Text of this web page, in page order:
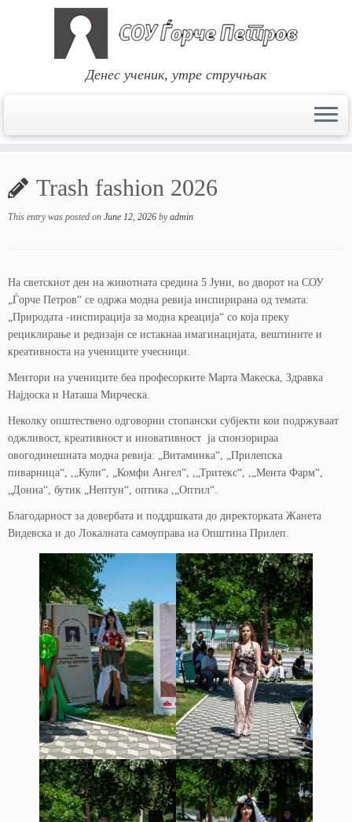
content
Денес ученик, утре стручњак
Trash fashion 2026
This entry was posted on June 12, 2026 byadmin
На светскиот ден на животната средина 5 Јуни, во дворот на СОУ
„Ѓорче Петров“ се одржа модна ревија инспирирана од темата:
„Природата -инспирација за модна креација“ со која преку
рециклирање и редизајн се истакнаа имагинацијата, вештините и
креативноста на учениците учесници.
Ментори на учениците беа професорките Марта Макеска, Здравка
Најдоска и Наташа Мирческа.
Неколку општествено одговорни стопански субјекти кои подржуваат
оджливост, креативност и иновативност ја спонзорираа
овогодинешната модна ревија: „Витаминка“, „Прилепска
пиварница“, ,„Кули“, „Комфи Ангел“, ,„Тритекс“, ,„Mента Фарм“,
„Дониа“, бутик „Нептун“, оптика ,„Оптил“.
Благодарност за довербата и поддршката до директорката Жанета
Видевска и до Локалната самоуправа на Општина Прилеп.